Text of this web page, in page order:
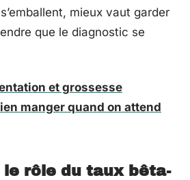
mieux vaut garder
que le diagnostic se
et grossesse
manger quand on attend
le rôle du taux bêta-